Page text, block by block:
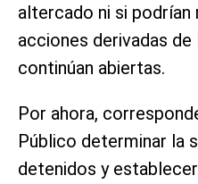
altercado ni si podrían
acciones derivadas
continúan abiertas.
Por ahora,
Público determinar la
detenidos y